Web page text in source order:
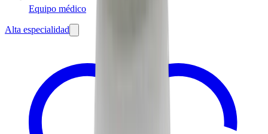
Equipo médico
Alta especialidad